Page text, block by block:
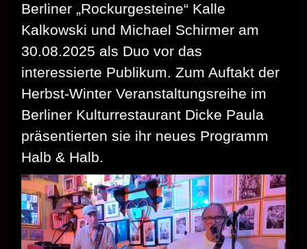
Berliner „Rockurgesteine“ Kalle
Kalkowski und Michael Schirmer am
30.08.2025 als Duo vor das
interessierte Publikum. Zum Auftakt der
Herbst-Winter Veranstaltungsreihe im
Berliner Kulturrestaurant Dicke Paula
präsentierten sie ihr neues Programm
Halb & Halb.